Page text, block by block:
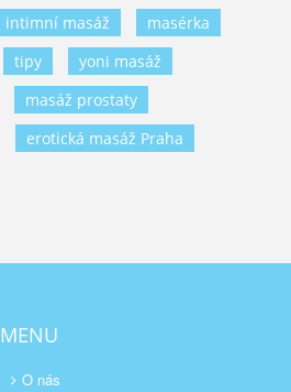
intimní masáž
masérka
tipy
yoni masáž
masáž prostaty
erotická masáž Praha
MENU
O nás